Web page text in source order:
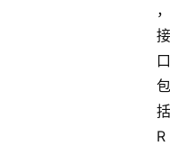
，
接
口
包
括
R